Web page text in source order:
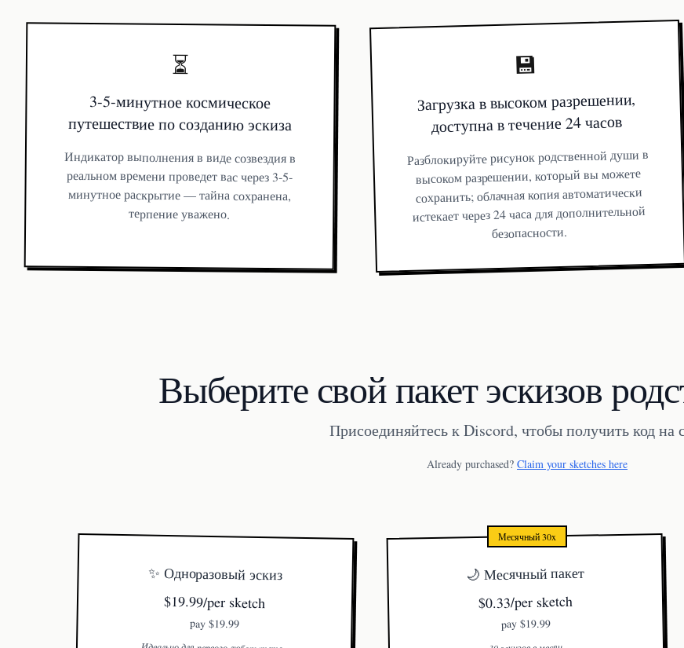
⏳
3-5-минутное космическое
путешествие по созданию эскиза
Индикатор выполнения в виде созвездия в
реальном времени проведет вас через 3-5-
минутное раскрытие — тайна сохранена,
терпение уважено.
💾
Загрузка в высоком разрешении,
доступна в течение 24 часов
Разблокируйте рисунок родственной души в
высоком разрешении, который вы можете
сохранить; облачная копия автоматически
истекает через 24 часа для дополнительной
безопасности.
Выберите свой пакет эскизов
Присоединяйтесь к Discord, чтобы получить код на
Already purchased? Claim your sketches here
✨ Одноразовый эскиз
$19.99/per sketch
pay$19.99
Месячный 30x
🌙 Месячный пакет
$0.33/per sketch
pay$19.99